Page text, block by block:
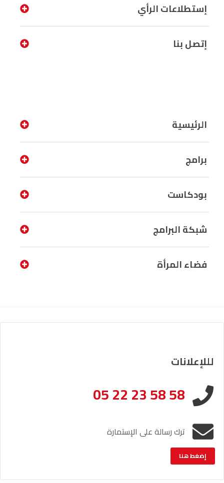
إستطلاعات الرأي
إتصل بنا
الرئيسية
برامج
بودكاست
شبكة البرامج
فضاء المرأة
لللإعلانات
05 22 23 58 58
ترك رسالة على الإستمارة
إضغط هنا